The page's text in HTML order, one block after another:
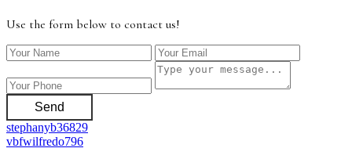
Use the form below to contact us!
Send
stephanyb36829
vbfwilfredo796